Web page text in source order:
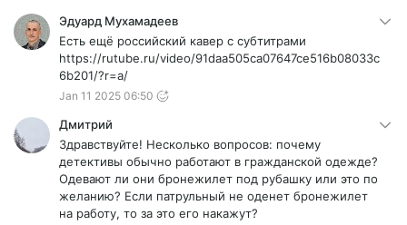
Эдуард Мухамадеев
Есть ещё российский кавер с субтитрами
https://rutube.ru/video/91daa505ca07647ce516b08033c
6b201/?r=a/
Jan 11 2025 06:50
Дмитрий
Здравствуйте! Несколько вопросов: почему
детективы обычно работают в гражданской одежде?
Одевают ли они бронежилет под рубашку или это по
желанию? Если патрульный не оденет бронежилет
на работу, то за это его накажут?